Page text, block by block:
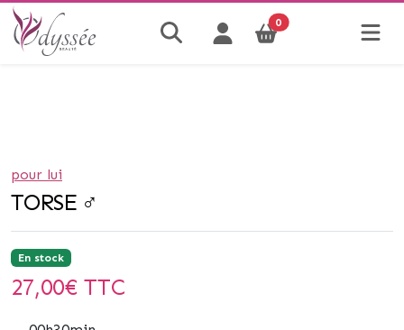
0
pour lui
TORSE ♂
En stock
27,00€ TTC